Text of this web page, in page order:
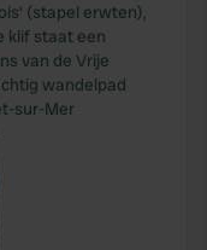
(stapel erwten),
klif staat een
van de Vrije
wandelpad
sur-Mer